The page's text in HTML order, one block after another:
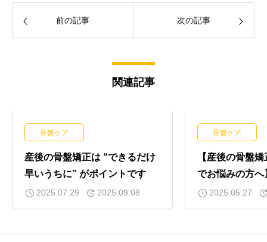
前の記事 次の記事
関連記事
骨盤ケア
産後の骨盤矯正は “できるだけ
早いうちに” がポイントです
2025.07.29 2025.09.08
骨盤ケア
【産後の骨盤
でお悩みの方へ
2025.05.27